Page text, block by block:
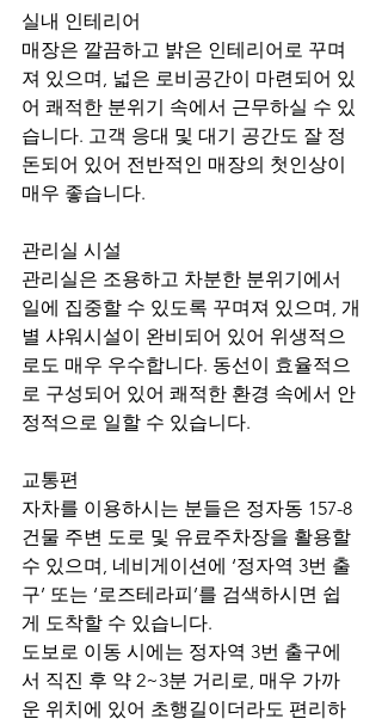
실내 인테리어
매장은 깔끔하고 밝은 인테리어로 꾸며
져 있으며, 넓은 로비공간이 마련되어 있
어 쾌적한 분위기 속에서 근무하실 수 있
습니다. 고객 응대 및 대기 공간도 잘 정
돈되어 있어 전반적인 매장의 첫인상이
매우 좋습니다.
관리실 시설
관리실은 조용하고 차분한 분위기에서
일에 집중할 수 있도록 꾸며져 있으며, 개
별 샤워시설이 완비되어 있어 위생적으
로도 매우 우수합니다. 동선이 효율적으
로 구성되어 있어 쾌적한 환경 속에서 안
정적으로 일할 수 있습니다.
교통편
자차를 이용하시는 분들은 정자동 157-8
건물 주변 도로 및 유료주차장을 활용할
수 있으며, 네비게이션에 ‘정자역 3번 출
구’ 또는 ‘로즈테라피’를 검색하시면 쉽
게 도착할 수 있습니다.
도보로 이동 시에는 정자역 3번 출구에
서 직진 후 약 2~3분 거리로, 매우 가까
운 위치에 있어 초행길이더라도 편리하